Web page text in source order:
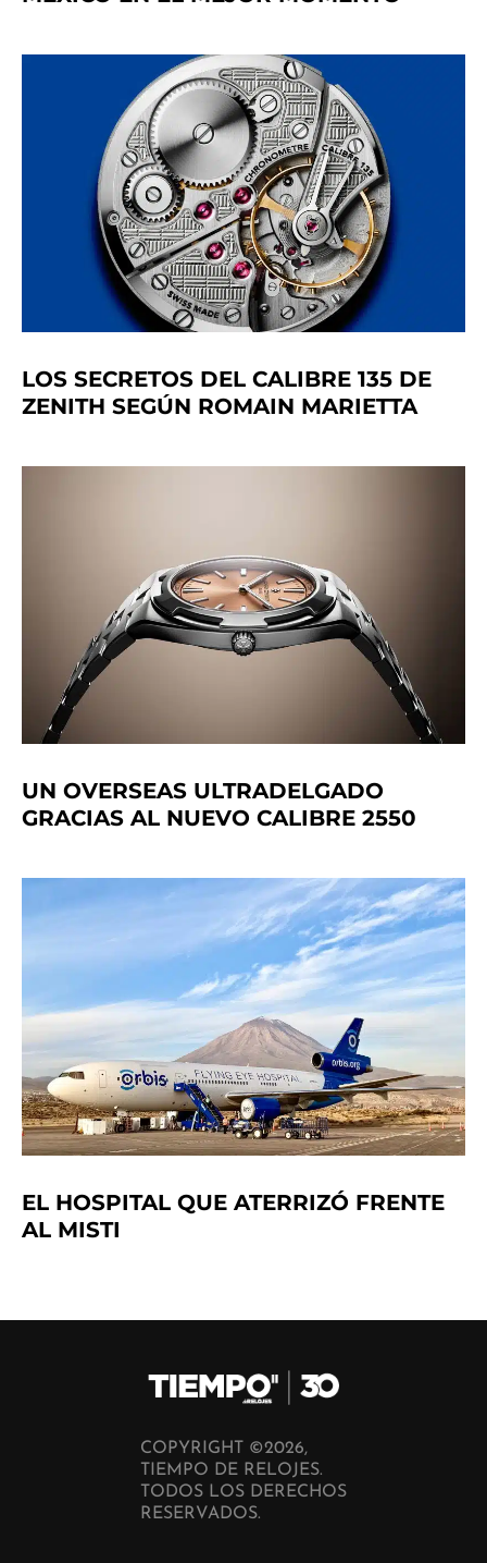
LOS SECRETOS DEL CALIBRE 135 DE
ZENITH SEGÚN ROMAIN MARIETTA
UN OVERSEAS ULTRADELGADO
GRACIAS AL NUEVO CALIBRE 2550
EL HOSPITAL QUE ATERRIZÓ FRENTE
AL MISTI
COPYRIGHT ©2026,
TIEMPO DE RELOJES.
TODOS LOS DERECHOS
RESERVADOS.